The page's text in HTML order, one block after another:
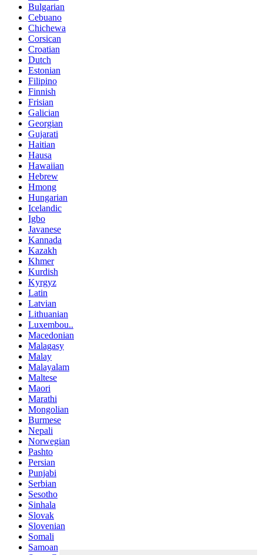
Bulgarian
Cebuano
Chichewa
Corsican
Croatian
Dutch
Estonian
Filipino
Finnish
Frisian
Galician
Georgian
Gujarati
Haitian
Hausa
Hawaiian
Hebrew
Hmong
Hungarian
Icelandic
Igbo
Javanese
Kannada
Kazakh
Khmer
Kurdish
Kyrgyz
Latin
Latvian
Lithuanian
Luxembou..
Macedonian
Malagasy
Malay
Malayalam
Maltese
Maori
Marathi
Mongolian
Burmese
Nepali
Norwegian
Pashto
Persian
Punjabi
Serbian
Sesotho
Sinhala
Slovak
Slovenian
Somali
Samoan